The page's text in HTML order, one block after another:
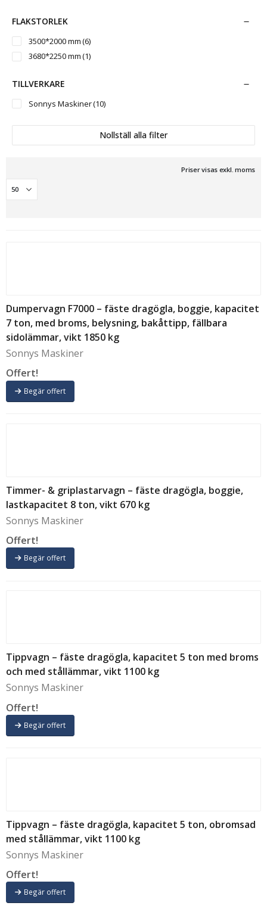
FLAKSTORLEK
3500*2000 mm(6)
3680*2250 mm(1)
TILLVERKARE
Sonnys Maskiner(10)
Nollställ alla filter
Priser visas exkl. moms
Dumpervagn F7000 – fäste dragögla, boggie, kapacitet
7 ton, med broms, belysning, bakåttipp, fällbara
sidolämmar, vikt 1850 kg
Sonnys Maskiner
Offert!
Begär offert
Timmer- & griplastarvagn – fäste dragögla, boggie,
lastkapacitet 8 ton, vikt 670 kg
Sonnys Maskiner
Offert!
Begär offert
Tippvagn – fäste dragögla, kapacitet 5 ton med broms
och med stållämmar, vikt 1100 kg
Sonnys Maskiner
Offert!
Begär offert
Tippvagn – fäste dragögla, kapacitet 5 ton, obromsad
med stållämmar, vikt 1100 kg
Sonnys Maskiner
Offert!
Begär offert